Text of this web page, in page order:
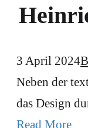
3 April 2024
Neben der
das Design
Read More